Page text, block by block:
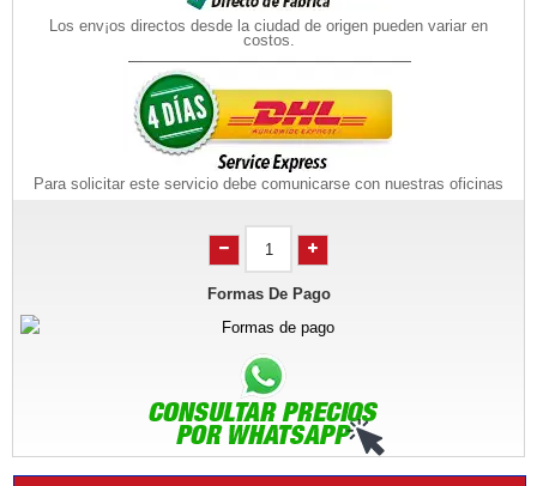
Los env¡os directos desde la ciudad de origen pueden variar en
costos.
Para solicitar este servicio debe comunicarse con nuestras oficinas
Formas De Pago